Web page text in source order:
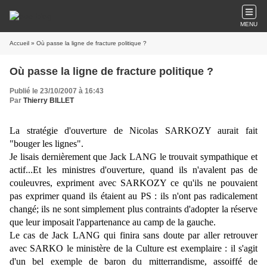
MENU
Accueil » Où passe la ligne de fracture politique ?
Où passe la ligne de fracture politique ?
Publié le 23/10/2007 à 16:43
Par Thierry BILLET
La stratégie d'ouverture de Nicolas SARKOZY aurait fait
"bouger les lignes".
Je lisais dernièrement que Jack LANG le trouvait sympathique et
actif...Et les ministres d'ouverture, quand ils n'avalent pas de
couleuvres, expriment avec SARKOZY ce qu'ils ne pouvaient
pas exprimer quand ils étaient au PS : ils n'ont pas radicalement
changé; ils ne sont simplement plus contraints d'adopter la réserve
que leur imposait l'appartenance au camp de la gauche.
Le cas de Jack LANG qui finira sans doute par aller retrouver
avec SARKO le ministère de la Culture est exemplaire : il s'agit
d'un bel exemple de baron du mitterrandisme, assoiffé de